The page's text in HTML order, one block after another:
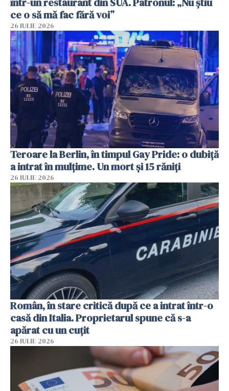
ce o să mă fac fără voi”
26 IULIE 2026
Teroare la Berlin, în timpul Gay Pride: o dubiță
a intrat în mulțime. Un mort și 15 răniți
26 IULIE 2026
Român, în stare critică după ce a intrat într-o
casă din Italia. Proprietarul spune că s-a
apărat cu un cuțit
26 IULIE 2026